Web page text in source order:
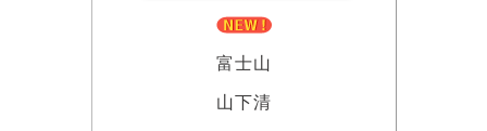
富士山
山下清